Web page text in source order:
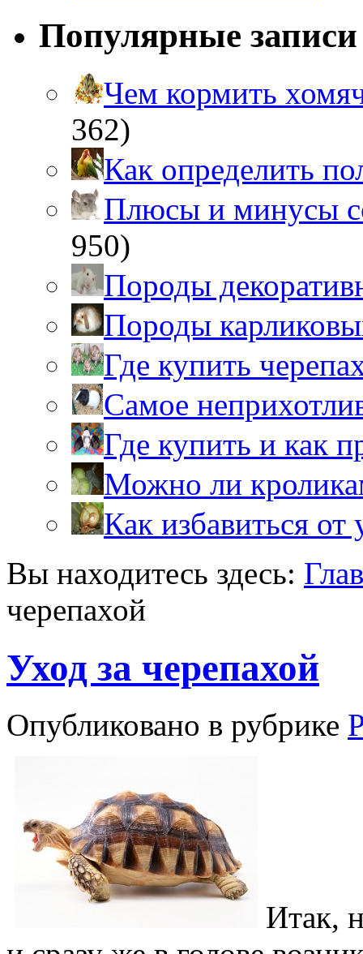
Популярные записи
Чем кормить
362)
Как определить
Плюсы и минусы
950)
Породы
Породы
Где купить
Самое
Где купить и как
Можно ли
Как избавиться от
Вы находитесь здесь:
черепахой
Уход за черепахой
Опубликовано в рубрике
Итак,